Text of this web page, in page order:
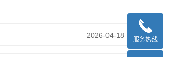
2026-04-18
服务热线